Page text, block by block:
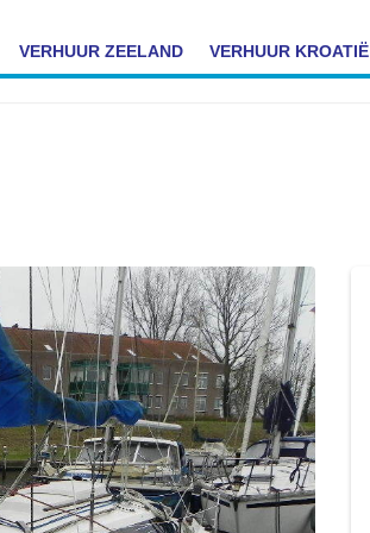
VERHUUR ZEELAND VERHUUR KROATIË